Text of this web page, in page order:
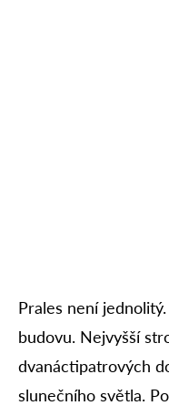
Prales není
budovu. Nejvyšší
dvanáctipatrových
slunečního světla.